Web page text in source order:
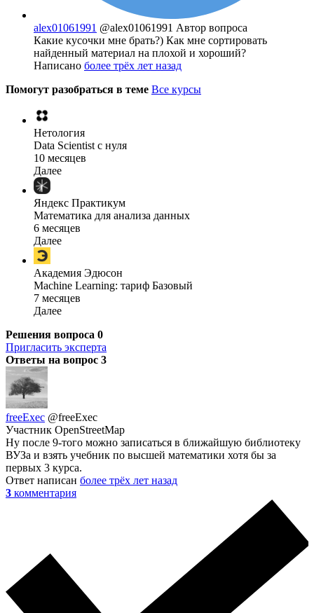
alex01061991 @alex01061991 Автор вопроса
Какие кусочки мне брать?) Как мне сортировать
найденный материал на плохой и хороший?
Написано более трёх лет назад
Помогут разобраться в теме Все курсы
Нетология
Data Scientist с нуля
10 месяцев
Далее
Яндекс Практикум
Математика для анализа данных
6 месяцев
Далее
Академия Эдюсон
Machine Learning: тариф Базовый
7 месяцев
Далее
Решения вопроса 0
Пригласить эксперта
Ответы на вопрос 3
freeExec @freeExec
Участник OpenStreetMap
Ну после 9-того можно записаться в ближайшую библиотеку
ВУЗа и взять учебник по высшей математики хотя бы за
первых 3 курса.
Ответ написан более трёх лет назад
3 комментария